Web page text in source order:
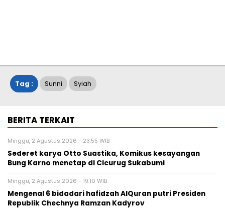
Tag : Sunni Syiah
BERITA TERKAIT
Minggu, 2 Agustus 2026 - 23:55 WIB
Sederet karya Otto Suastika, Komikus kesayangan
Bung Karno menetap di Cicurug Sukabumi
Minggu, 2 Agustus 2026 - 19:10 WIB
Mengenal 6 bidadari hafidzah AlQuran putri Presiden
Republik Chechnya Ramzan Kadyrov